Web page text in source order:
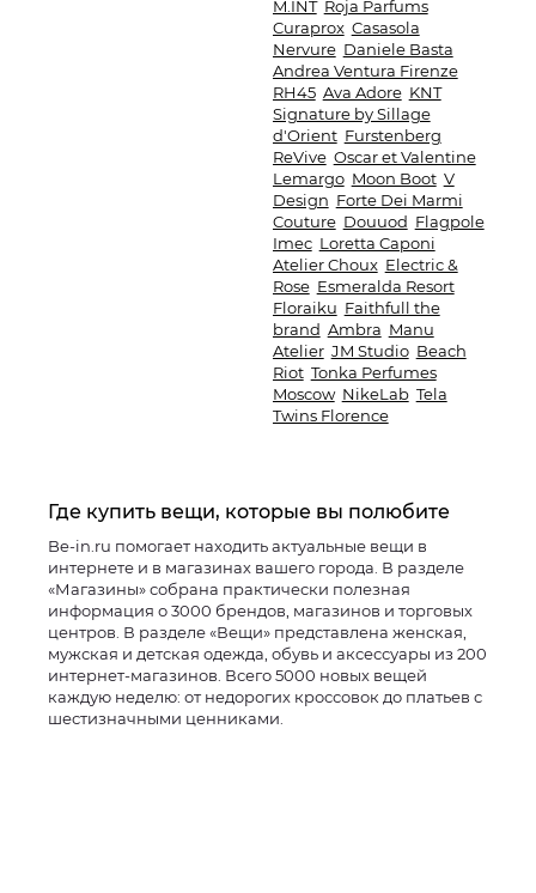
M.INT Roja Parfums
Curaprox Casasola
Nervure Daniele Basta
Andrea Ventura Firenze
RH45 Ava Adore KNT
Signature by Sillage
d'Orient Furstenberg
ReVive Oscar et Valentine
Lemargo Moon Boot V
Design Forte Dei Marmi
Couture Douuod Flagpole
Imec Loretta Caponi
Atelier Choux Electric &
Rose Esmeralda Resort
Floraiku Faithfull the
brand Ambra Manu
Atelier JM Studio Beach
Riot Tonka Perfumes
Moscow NikeLab Tela
Twins Florence
Где купить вещи, которые вы полюбите
Be-in.ru помогает находить актуальные вещи в
интернете и в магазинах вашего города. В разделе
«Магазины» собрана практически полезная
информация о 3000 брендов, магазинов и торговых
центров. В разделе «Вещи» представлена женская,
мужская и детская одежда, обувь и аксессуары из 200
интернет-магазинов. Всего 5000 новых вещей
каждую неделю: от недорогих кроссовок до платьев с
шестизначными ценниками.